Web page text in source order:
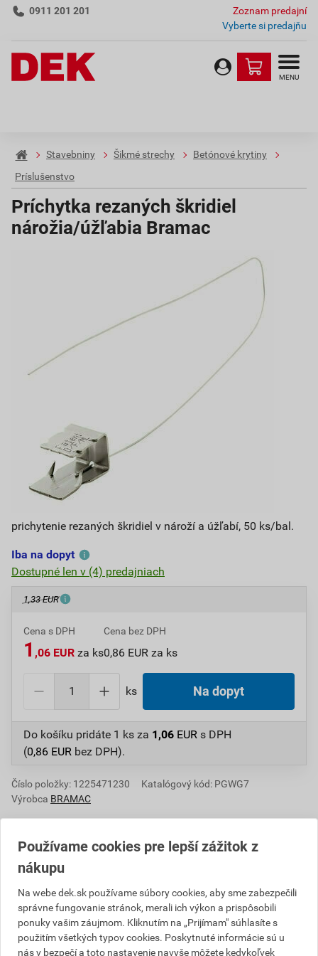
0911 201 201
Zoznam predajní
Vyberte si predajňu
MENU
Stavebniny Šikmé strechy
Betónové krytiny
Príslušenstvo
Príchytka rezaných škridiel
nárožia/úžľabia Bramac
prichytenie rezaných škridiel v nároží a úžľabí, 50 ks/bal.
Iba na dopyt
Dostupné len v (4) predajniach
1,33 EUR
Cena s DPH
1 ,06 EUR za ks
Cena bez DPH
0,86 EUR za ks
ks Na dopyt
Do košíku pridáte 1 ks za 1,06 EUR s DPH
(0,86 EUR bez DPH).
Číslo položky: 1225471230
Katalógový kód: PGWG7
Výrobca BRAMAC
Informácie o cene
Aktuálna predajná cena po zľave 20% z cenníkovej
ceny
0,86 EUR
bez DPH za ks
1,06 EUR
s DPH za ks
Používame cookies pre lepší zážitok z
nákupu
Na webe dek.sk používame súbory cookies, aby sme zabezpečili
správne fungovanie stránok, merali ich výkon a prispôsobili
ponuky vašim záujmom. Kliknutím na „Prijímam" súhlasíte s
použitím všetkých typov cookies. Poskytnuté informácie sú u
nás v bezpečí a toto nastavenie navyše môžete kedykoľvek